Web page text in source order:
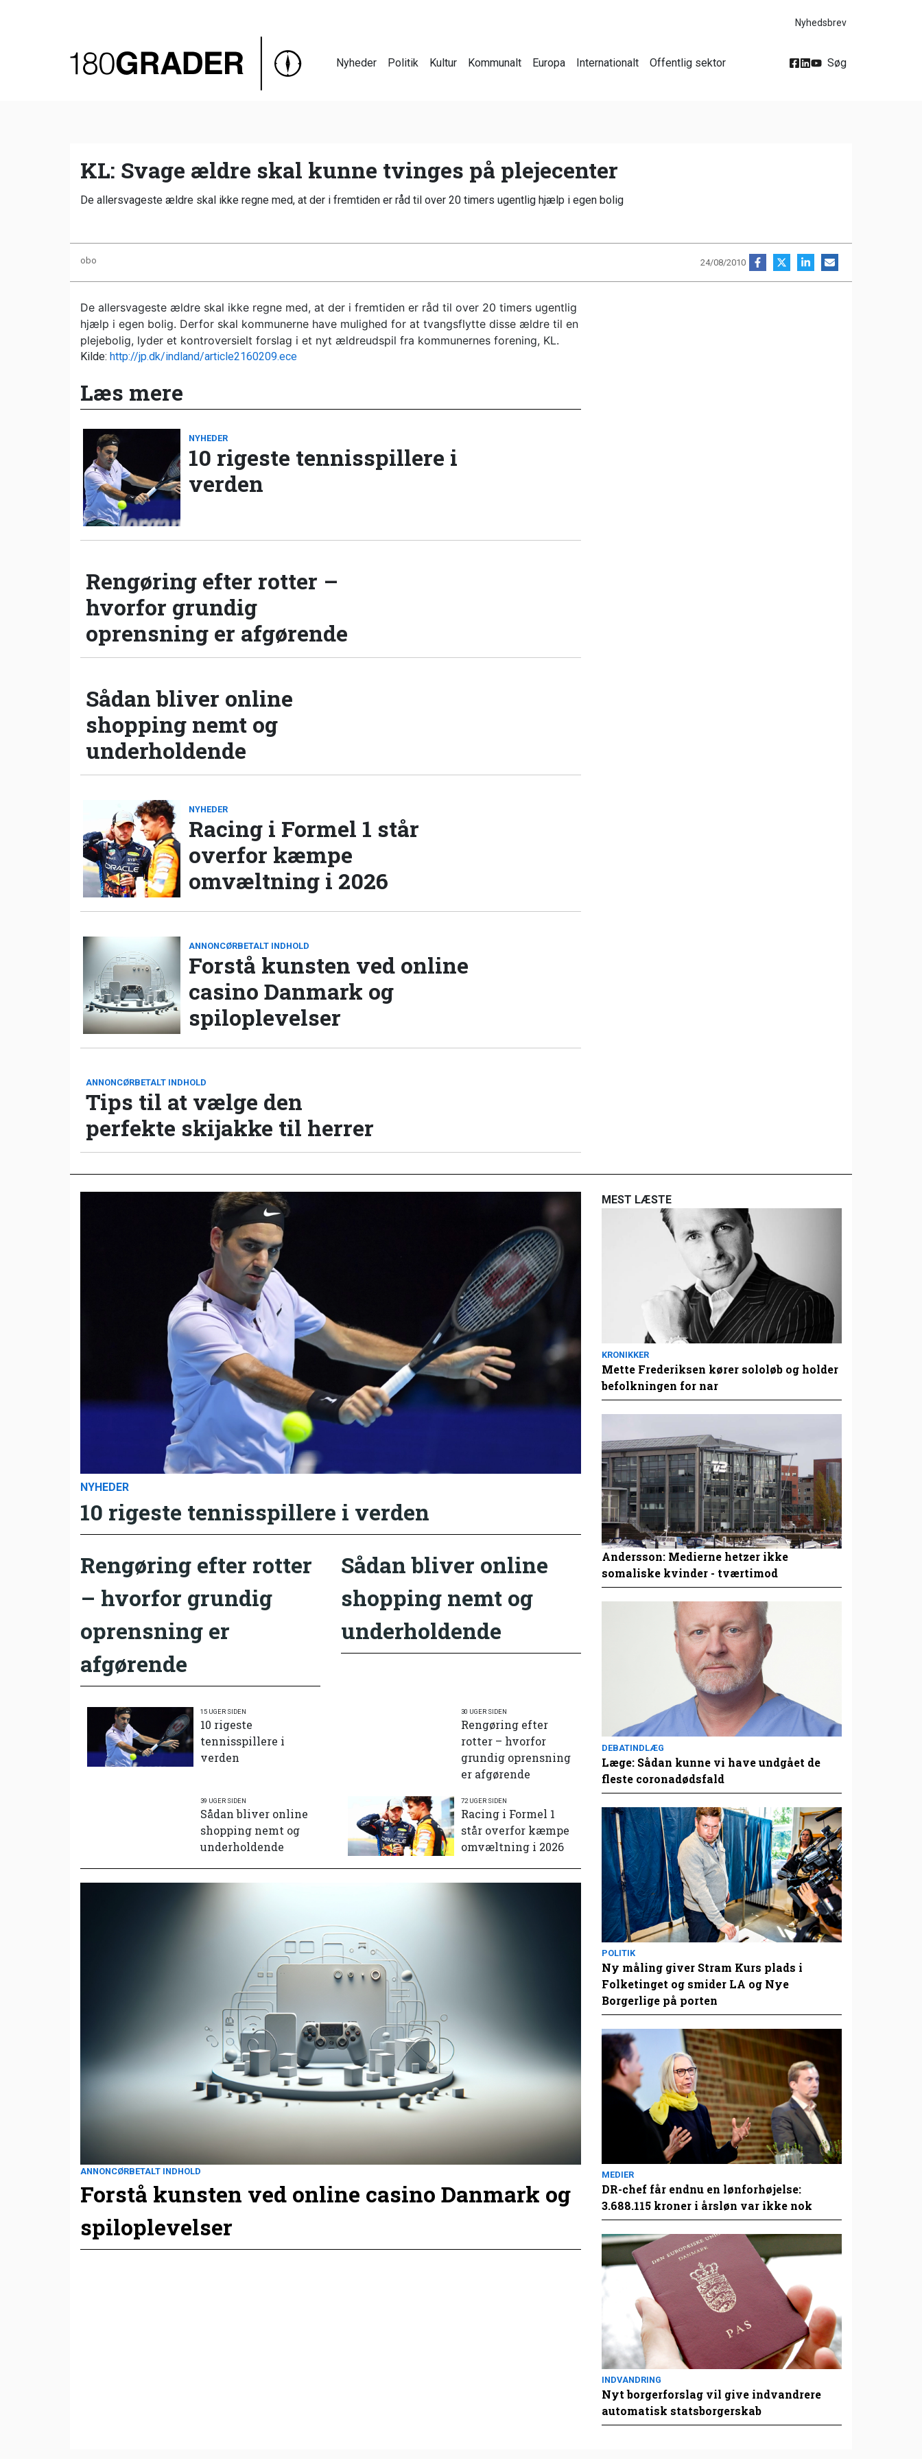
Nyhedsbrev
Nyheder Politik Kultur Kommunalt Europa Internationalt Offentlig sektor Søg
KL: Svage ældre skal kunne tvinges på plejecenter
De allersvageste ældre skal ikke regne med, at der i fremtiden er råd til over 20 timers ugentlig hjælp i egen bolig
obo 24/08/2010
De allersvageste ældre skal ikke regne med, at der i fremtiden er råd til over 20 timers ugentlig
hjælp i egen bolig. Derfor skal kommunerne have mulighed for at tvangsflytte disse ældre til en
plejebolig, lyder et kontroversielt forslag i et nyt ældreudspil fra kommunernes forening, KL.
Kilde: http://jp.dk/indland/article2160209.ece
Læs mere
NYHEDER
10 rigeste tennisspillere i
verden
Rengøring efter rotter –
hvorfor grundig
oprensning er afgørende
Sådan bliver online
shopping nemt og
underholdende
NYHEDER
Racing i Formel 1 står
overfor kæmpe
omvæltning i 2026
ANNONCØRBETALT INDHOLD
Forstå kunsten ved online
casino Danmark og
spiloplevelser
ANNONCØRBETALT INDHOLD
Tips til at vælge den
perfekte skijakke til herrer
NYHEDER
10 rigeste tennisspillere i verden
Rengøring efter rotter
– hvorfor grundig
oprensning er
afgørende
Sådan bliver online
shopping nemt og
underholdende
15 UGER SIDEN
10 rigeste
tennisspillere i
verden
30 UGER SIDEN
Rengøring efter
rotter – hvorfor
grundig oprensning
er afgørende
39 UGER SIDEN
Sådan bliver online
shopping nemt og
underholdende
72 UGER SIDEN
Racing i Formel 1
står overfor kæmpe
omvæltning i 2026
ANNONCØRBETALT INDHOLD
Forstå kunsten ved online casino Danmark og
spiloplevelser
MEST LÆSTE
KRONIKKER
Mette Frederiksen kører sololøb og holder
befolkningen for nar
Andersson: Medierne hetzer ikke
somaliske kvinder - tværtimod
DEBATINDLÆG
Læge: Sådan kunne vi have undgået de
fleste coronadødsfald
POLITIK
Ny måling giver Stram Kurs plads i
Folketinget og smider LA og Nye
Borgerlige på porten
MEDIER
DR-chef får endnu en lønforhøjelse:
3.688.115 kroner i årsløn var ikke nok
INDVANDRING
Nyt borgerforslag vil give indvandrere
automatisk statsborgerskab